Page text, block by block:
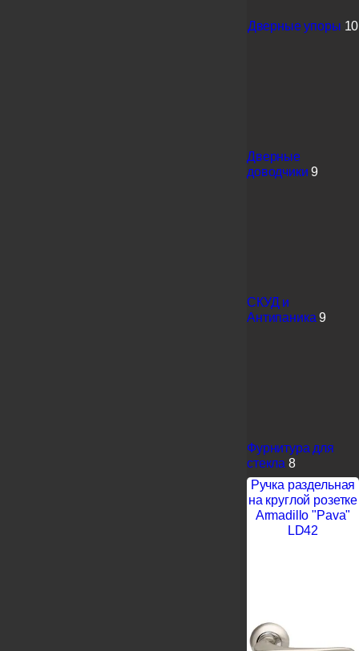
Дверные упоры 10
Дверные
доводчики 9
СКУД и
Антипаника 9
Фурнитура для
стекла 8
Ручка раздельная
на круглой розетке
Armadillo "Pava"
LD42